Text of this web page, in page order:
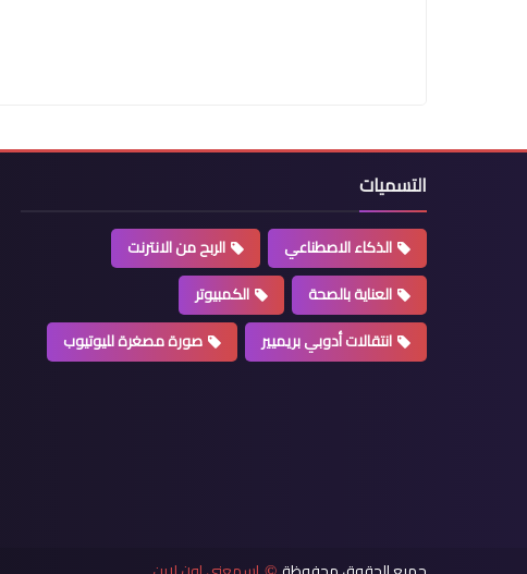
التسميات
الذكاء الاصطناعي
الربح من الانترنت
العناية بالصحة
الكمبيوتر
انتقالات أدوبي بريميير
صورة مصغرة لليوتيوب